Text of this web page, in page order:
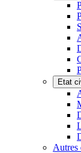
Etat
Autres